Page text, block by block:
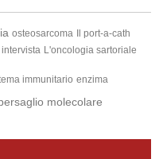
osteosarcoma Il port-a-cath
intervista L'oncologia sartoriale
immunitario enzima
molecolare